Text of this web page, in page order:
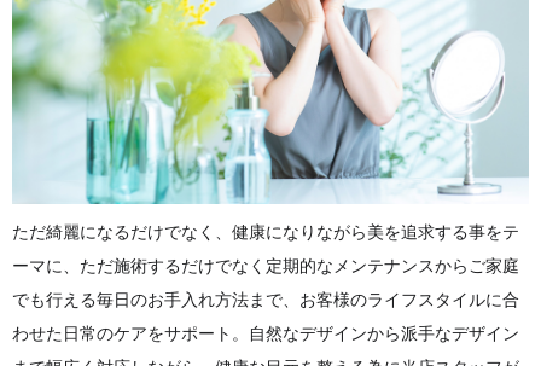
ただ綺麗になるだけでなく、健康になりながら美を追求する事をテ
ーマに、ただ施術するだけでなく定期的なメンテナンスからご家庭
でも行える毎日のお手入れ方法まで、お客様のライフスタイルに合
わせた日常のケアをサポート。自然なデザインから派手なデザイン